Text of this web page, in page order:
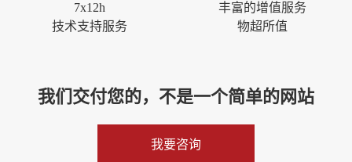
7x12h
技术支持服务
丰富的增值服务
物超所值
我们交付您的，不是一个简单的网站
我要咨询